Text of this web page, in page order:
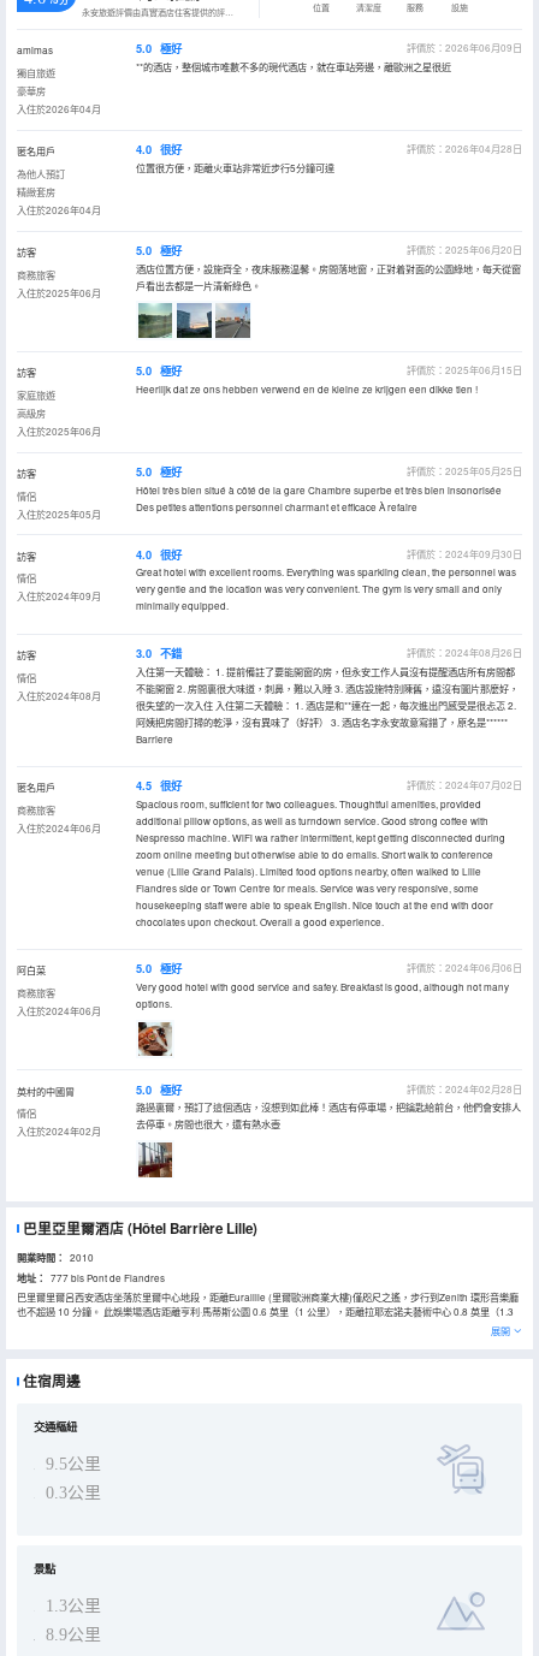
永安旅遊評價由真實酒店住客提供的評價。 位置 清潔度 服務 設施
amimas
獨自旅遊
豪華房
入住於2026年04月
5.0 極好
評價於：2026年06月09日
**的酒店，整個城市唯數不多的現代酒店，就在車站旁邊，離歐洲之星很近
匿名用戶
為他人預訂
精緻套房
入住於2026年04月
4.0 很好
評價於：2026年04月28日
位置很方便，距離火車站非常近步行5分鐘可達
訪客
商務旅客
入住於2025年06月
5.0 極好
評價於：2025年06月20日
酒店位置方便，設施齊全，夜床服務温馨。房間落地窗，正對着對面的公園綠地，每天從窗
戶看出去都是一片清新綠色。
訪客
家庭旅遊
高級房
入住於2025年06月
5.0 極好
評價於：2025年06月15日
Heerlijk dat ze ons hebben verwend en de kleine ze krijgen een dikke tien !
訪客
情侶
入住於2025年05月
5.0 極好
評價於：2025年05月25日
Hôtel très bien situé à côté de la gare Chambre superbe et très bien insonorisée
Des petites attentions personnel charmant et efficace À refaire
訪客
情侶
入住於2024年09月
4.0 很好
評價於：2024年09月30日
Great hotel with excellent rooms. Everything was sparkling clean, the personnel was
very gentle and the location was very convenient. The gym is very small and only
minimally equipped.
訪客
情侶
入住於2024年08月
3.0 不錯
評價於：2024年08月26日
入住第一天體驗： 1. 提前備註了要能開窗的房，但永安工作人員沒有提醒酒店所有房間都
不能開窗 2. 房間裏很大味道，刺鼻，難以入睡 3. 酒店設施特別陳舊，遠沒有圖片那麼好，
很失望的一次入住 入住第二天體驗： 1. 酒店是和**連在一起，每次進出門感受是很忐忑 2.
阿姨把房間打掃的乾淨，沒有異味了（好評） 3. 酒店名字永安故意寫錯了，原名是******
Barriere
匿名用戶
商務旅客
入住於2024年06月
4.5 很好
評價於：2024年07月02日
Spacious room, sufficient for two colleagues. Thoughtful amenities, provided
additional pillow options, as well as turndown service. Good strong coffee with
Nespresso machine. WiFi wa rather intermittent, kept getting disconnected during
zoom online meeting but otherwise able to do emails. Short walk to conference
venue (Lille Grand Palais). Limited food options nearby, often walked to Lille
Flandres side or Town Centre for meals. Service was very responsive, some
housekeeping staff were able to speak English. Nice touch at the end with door
chocolates upon checkout. Overall a good experience.
阿白菜
商務旅客
入住於2024年06月
5.0 極好
評價於：2024年06月06日
Very good hotel with good service and safey. Breakfast is good, although not many
options.
英村的中國胃
情侶
入住於2024年02月
5.0 極好
評價於：2024年02月28日
路過裏爾，預訂了這個酒店，沒想到如此棒！酒店有停車場，把鑰匙給前台，他們會安排人
去停車。房間也很大，還有熱水壺
巴里亞里爾酒店(Hôtel Barrière Lille)
開業時間： 2010
地址：
777 bis Pont de Flandres
巴里爾里爾呂西安酒店坐落於里爾中心地段，距離Euralille (里爾歐洲商業大樓)僅咫尺之遙，步行到Zenith 環形音樂廳
也不超過 10 分鐘。 此娛樂場酒店距離亨利·馬蒂斯公園 0.6 英里（1 公里），距離拉耶宏諾夫藝術中心 0.8 英里（1.3
公里）。 到全方位服務的 SPA 放鬆一下；在這裏，您可以享受按摩、身體護理和麪部護理。喜歡刺激的話，可以去娛樂
場試試運氣；其他人則可能更喜歡健身中心或自行車租賃。此酒店還提供免費 WiFi、禮賓服務和宴會廳。 酒店設有 2
10:30。 特色服務/設施包括商務中心、快速退房和大堂免費報紙。計劃在里爾舉辦活動？這家酒店擁有 880 平方米
頻道可滿足您的娛樂需求。配備淋浴/盆浴組合的私人浴室提供免費洗浴用品和吹風機。
展開
住宿周邊
交通樞紐
9.5公里
0.3公里
景點
1.3公里
8.9公里